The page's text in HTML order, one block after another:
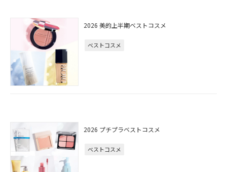
2026 美的上半期ベストコスメ
ベストコスメ
2026 プチプラベストコスメ
ベストコスメ